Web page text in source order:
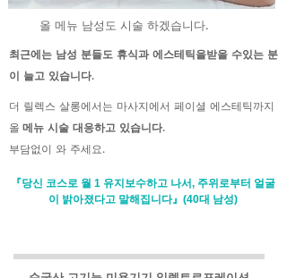
올 메뉴 남성도 시술 하겠습니다.
최근에는 남성 분들도 휴식과 에스테틱을받을 수있는 분
이 늘고 있습니다.
더 릴렉스 살롱에서는 마사지에서 페이셜 에스테틱까지
올 메뉴 시술 대응하고 있습니다.
부담없이 와 주세요.
『당신 코스로 월 1 유지보수하고 나서, 주위로부터 얼굴
이 밝아졌다고 말해집니다』(40대 남성)